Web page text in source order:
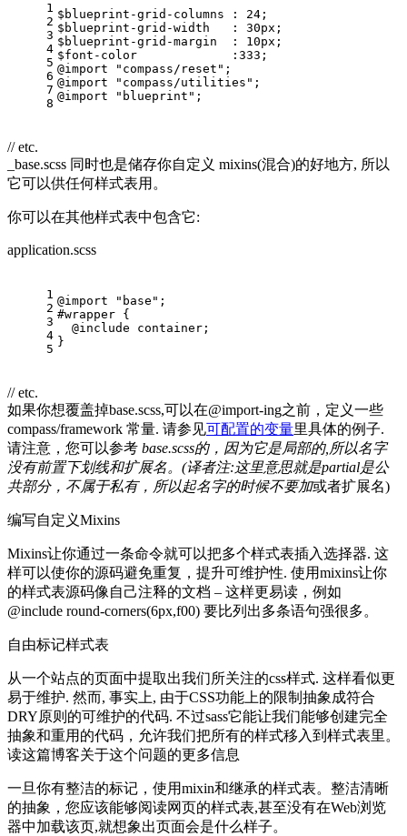
1
2
3
4
5
6
7
8
$blueprint-grid-columns : 24 ;
$blueprint-grid-width   : 30px;
$blueprint-grid-margin  : 10px;
$font-color
: 333 ;
@import
"compass/reset" ;
@import
"compass/utilities" ;
@import
"blueprint" ;
// etc.
_base.scss 同时也是储存你自定义 mixins(混合)的好地方, 所以
它可以供任何样式表用。
你可以在其他样式表中包含它:
application.scss
1
2
3
4
5
@import "base";
#wrapper {
  @include container;
}
// etc.
如果你想覆盖掉base.scss,可以在@import-ing之前，定义一些
compass/framework 常量. 请参见可配置的变量里具体的例子.
请注意，您可以参考 base.scss的，因为它是局部的,所以名字
没有前置下划线和扩展名。(译者注:这里意思就是partial是公
共部分，不属于私有，所以起名字的时候不要加或者扩展名)
编写自定义Mixins
Mixins让你通过一条命令就可以把多个样式表插入选择器. 这
样可以使你的源码避免重复，提升可维护性. 使用mixins让你
的样式表源码像自己注释的文档 – 这样更易读，例如
@include round-corners(6px,f00) 要比列出多条语句强很多。
自由标记样式表
从一个站点的页面中提取出我们所关注的css样式. 这样看似更
易于维护. 然而, 事实上, 由于CSS功能上的限制抽象成符合
DRY原则的可维护的代码. 不过sass它能让我们能够创建完全
抽象和重用的代码，允许我们把所有的样式移入到样式表里。
读这篇博客关于这个问题的更多信息
一旦你有整洁的标记，使用mixin和继承的样式表。整洁清晰
的抽象，您应该能够阅读网页的样式表,甚至没有在Web浏览
器中加载该页,就想象出页面会是什么样子。